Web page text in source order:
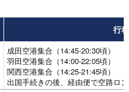
行程
成田空港集合（14:45-20:30頃）
羽田空港集合（14:00-22:05頃）
関西空港集合（14:25-21:45頃）
出国手続きの後、経由便で空路ロ